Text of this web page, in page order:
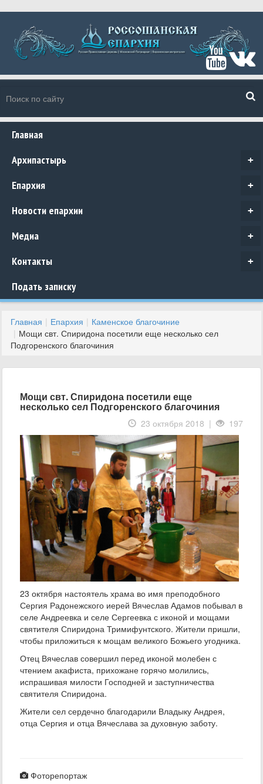
Главная
+
Архипастырь
+
Епархия
+
Новости епархии
+
Медиа
+
Контакты
Подать записку
Главная Епархия
Каменское благочиние
Мощи свт. Спиридона посетили еще несколько сел
Подгоренского благочиния
Мощи свт. Спиридона посетили еще
несколько сел Подгоренского благочиния
23 октября 2018 | 197
23 октября настоятель храма во имя преподобного
Сергия Радонежского иерей Вячеслав Адамов побывал в
селе Андреевка и селе Сергеевка с иконой и мощами
святителя Спиридона Тримифунтского. Жители пришли,
чтобы приложиться к мощам великого Божьего угодника.
Отец Вячеслав совершил перед иконой молебен с
чтением акафиста, прихожане горячо молились,
испрашивая милости Господней и заступничества
святителя Спиридона.
Жители сел сердечно благодарили Владыку Андрея,
отца Сергия и отца Вячеслава за духовную заботу.
Фоторепортаж